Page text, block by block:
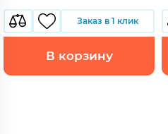
Заказ в 1 клик
В корзину